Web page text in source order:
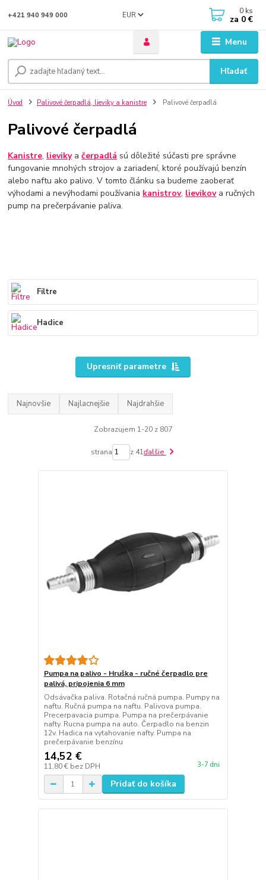
Menu
EUR
Hľadať
+421 940 949 000 0 ks
za 0 €
Úvod Palivové čerpadlá, lieviky a kanistre Palivové čerpadlá
Palivové čerpadlá
Kanistre, lievikyačerpadlá sú dôležité súčasti pre správne
fungovanie mnohých strojov a zariadení, ktoré používajú benzín
alebo naftu ako palivo. V tomto článku sa budeme zaoberať
výhodami a nevýhodami používania kanistrov, lievikova ručných
pump na prečerpávanie paliva.
Filtre
Hadice
Upresniť parametre
Najnovšie Najlacnejšie Najdrahšie
Zobrazujem 1-20 z 807
strana z 41ďalšie
Pumpa na palivo - Hruška - ručné čerpadlo pre
palivá, pripojenia 6 mm
Odsávačka paliva. Rotačná ručná pumpa. Pumpy na
naftu. Ručná pumpa na naftu. Palivova pumpa.
Precerpavacia pumpa. Pumpa na prečerpávanie
nafty. Rucna pumpa na auto. Čerpadlo na benzin
12v. Hadica na vytahovanie nafty. Pumpa na
prečerpávanie benzínu
14,52 €
11,80 € bez DPH 3-7 dni
Pridať do košíka